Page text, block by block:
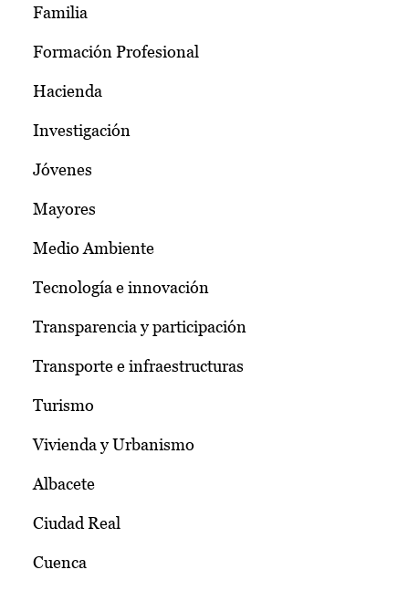
Familia
Formación Profesional
Hacienda
Investigación
Jóvenes
Mayores
Medio Ambiente
Tecnología e innovación
Transparencia y participación
Transporte e infraestructuras
Turismo
Vivienda y Urbanismo
Albacete
Ciudad Real
Cuenca